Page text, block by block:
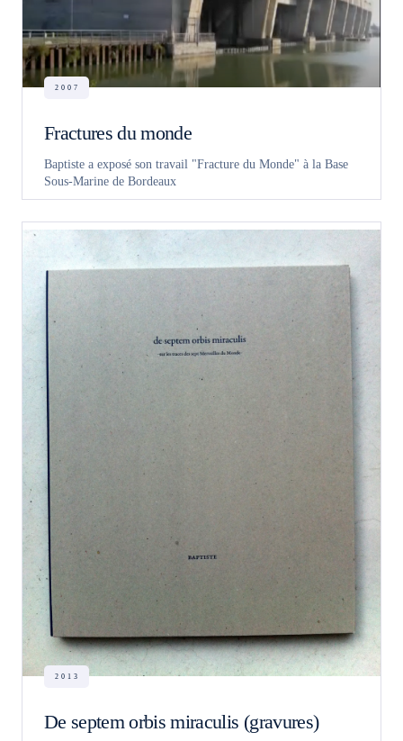
2007
Fractures du monde
Baptiste a exposé son travail "Fracture du Monde" à la Base
Sous-Marine de Bordeaux
2013
De septem orbis miraculis (gravures)